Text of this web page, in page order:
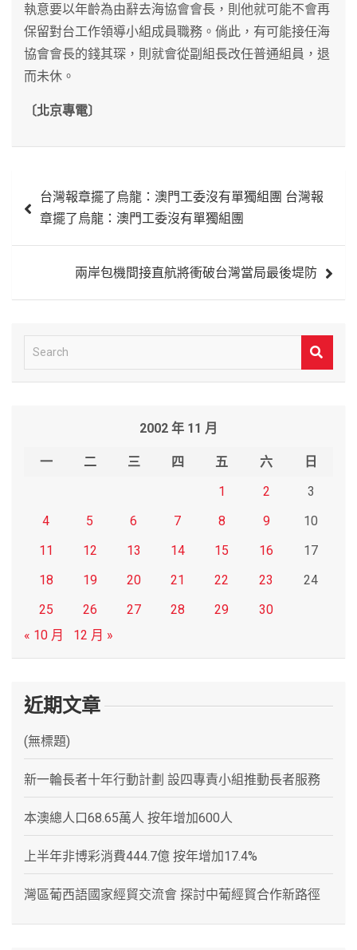
執意要以年齡為由辭去海協會會長，則他就可能不會再
保留對台工作領導小組成員職務。倘此，有可能接任海
協會會長的錢其琛，則就會從副組長改任普通組員，退
而未休。
〔北京專電〕
章
台灣報章擺了烏龍：澳門工委沒有單獨組團 台灣報
章擺了烏龍：澳門工委沒有單獨組團
兩岸包機間接直航將衝破台灣當局最後堤防
e
2002 年 11 月
一 二 三 四 五 六
日
1
2
3
4
5 6 7 8 9
10
11
12 13 14 15 16
17
18
19 20 21 22 23
24
25
26 27 28 29
30
« 10 月
12 月 »
近期文章
(無標題)
新一輪長者十年行動計劃 設四專責小組推動長者服務
本澳總人口68.65萬人 按年增加600人
上半年非博彩消費444.7億 按年增加17.4%
灣區葡西語國家經貿交流會 探討中葡經貿合作新路徑